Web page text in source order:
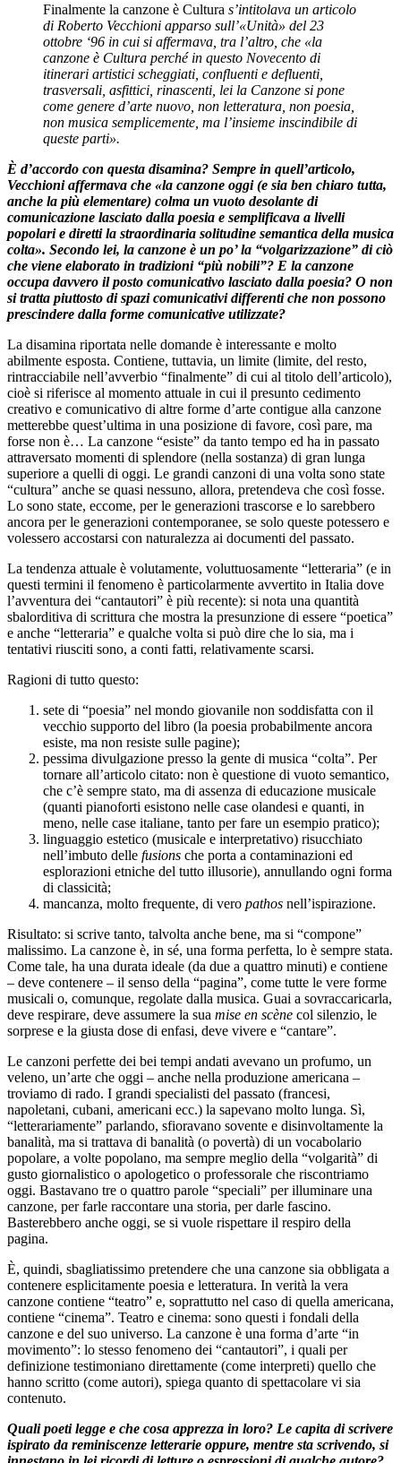
Finalmente la canzone è Cultura s’intitolava un articolo
di Roberto Vecchioni apparso sull’«Unità» del 23
ottobre ‘96 in cui si affermava, tra l’altro, che «la
canzone è Cultura perché in questo Novecento di
itinerari artistici scheggiati, confluenti e defluenti,
trasversali, asfittici, rinascenti, lei la Canzone si pone
come genere d’arte nuovo, non letteratura, non poesia,
non musica semplicemente, ma l’insieme inscindibile di
queste parti».
È d’accordo con questa disamina? Sempre in quell’articolo,
Vecchioni affermava che «la canzone oggi (e sia ben chiaro tutta,
anche la più elementare) colma un vuoto desolante di
comunicazione lasciato dalla poesia e semplificava a livelli
popolari e diretti la straordinaria solitudine semantica della musica
colta». Secondo lei, la canzone è un po’ la “volgarizzazione” di ciò
che viene elaborato in tradizioni “più nobili”? E la canzone
occupa davvero il posto comunicativo lasciato dalla poesia? O non
si tratta piuttosto di spazi comunicativi differenti che non possono
prescindere dalla forme comunicative utilizzate?
La disamina riportata nelle domande è interessante e molto
abilmente esposta. Contiene, tuttavia, un limite (limite, del resto,
rintracciabile nell’avverbio “finalmente” di cui al titolo dell’articolo),
cioè si riferisce al momento attuale in cui il presunto cedimento
creativo e comunicativo di altre forme d’arte contigue alla canzone
metterebbe quest’ultima in una posizione di favore, così pare, ma
forse non è… La canzone “esiste” da tanto tempo ed ha in passato
attraversato momenti di splendore (nella sostanza) di gran lunga
superiore a quelli di oggi. Le grandi canzoni di una volta sono state
“cultura” anche se quasi nessuno, allora, pretendeva che così fosse.
Lo sono state, eccome, per le generazioni trascorse e lo sarebbero
ancora per le generazioni contemporanee, se solo queste potessero e
volessero accostarsi con naturalezza ai documenti del passato.
La tendenza attuale è volutamente, voluttuosamente “letteraria” (e in
questi termini il fenomeno è particolarmente avvertito in Italia dove
l’avventura dei “cantautori” è più recente): si nota una quantità
sbalorditiva di scrittura che mostra la presunzione di essere “poetica”
e anche “letteraria” e qualche volta si può dire che lo sia, ma i
tentativi riusciti sono, a conti fatti, relativamente scarsi.
Ragioni di tutto questo:
sete di “poesia” nel mondo giovanile non soddisfatta con il
vecchio supporto del libro (la poesia probabilmente ancora
esiste, ma non resiste sulle pagine);
pessima divulgazione presso la gente di musica “colta”. Per
tornare all’articolo citato: non è questione di vuoto semantico,
che c’è sempre stato, ma di assenza di educazione musicale
(quanti pianoforti esistono nelle case olandesi e quanti, in
meno, nelle case italiane, tanto per fare un esempio pratico);
linguaggio estetico (musicale e interpretativo) risucchiato
nell’imbuto delle fusions che porta a contaminazioni ed
esplorazioni etniche del tutto illusorie), annullando ogni forma
di classicità;
mancanza, molto frequente, di vero pathos nell’ispirazione.
Risultato: si scrive tanto, talvolta anche bene, ma si “compone”
malissimo. La canzone è, in sé, una forma perfetta, lo è sempre stata.
Come tale, ha una durata ideale (da due a quattro minuti) e contiene
– deve contenere – il senso della “pagina”, come tutte le vere forme
musicali o, comunque, regolate dalla musica. Guai a sovraccaricarla,
deve respirare, deve assumere la sua mise en scène col silenzio, le
sorprese e la giusta dose di enfasi, deve vivere e “cantare”.
Le canzoni perfette dei bei tempi andati avevano un profumo, un
veleno, un’arte che oggi – anche nella produzione americana –
troviamo di rado. I grandi specialisti del passato (francesi,
napoletani, cubani, americani ecc.) la sapevano molto lunga. Sì,
“letterariamente” parlando, sfioravano sovente e disinvoltamente la
banalità, ma si trattava di banalità (o povertà) di un vocabolario
popolare, a volte popolano, ma sempre meglio della “volgarità” di
gusto giornalistico o apologetico o professorale che riscontriamo
oggi. Bastavano tre o quattro parole “speciali” per illuminare una
canzone, per farle raccontare una storia, per darle fascino.
Basterebbero anche oggi, se si vuole rispettare il respiro della
pagina.
È, quindi, sbagliatissimo pretendere che una canzone sia obbligata a
contenere esplicitamente poesia e letteratura. In verità la vera
canzone contiene “teatro” e, soprattutto nel caso di quella americana,
contiene “cinema”. Teatro e cinema: sono questi i fondali della
canzone e del suo universo. La canzone è una forma d’arte “in
movimento”: lo stesso fenomeno dei “cantautori”, i quali per
definizione testimoniano direttamente (come interpreti) quello che
hanno scritto (come autori), spiega quanto di spettacolare vi sia
contenuto.
Quali poeti legge e che cosa apprezza in loro? Le capita di scrivere
ispirato da reminiscenze letterarie oppure, mentre sta scrivendo, si